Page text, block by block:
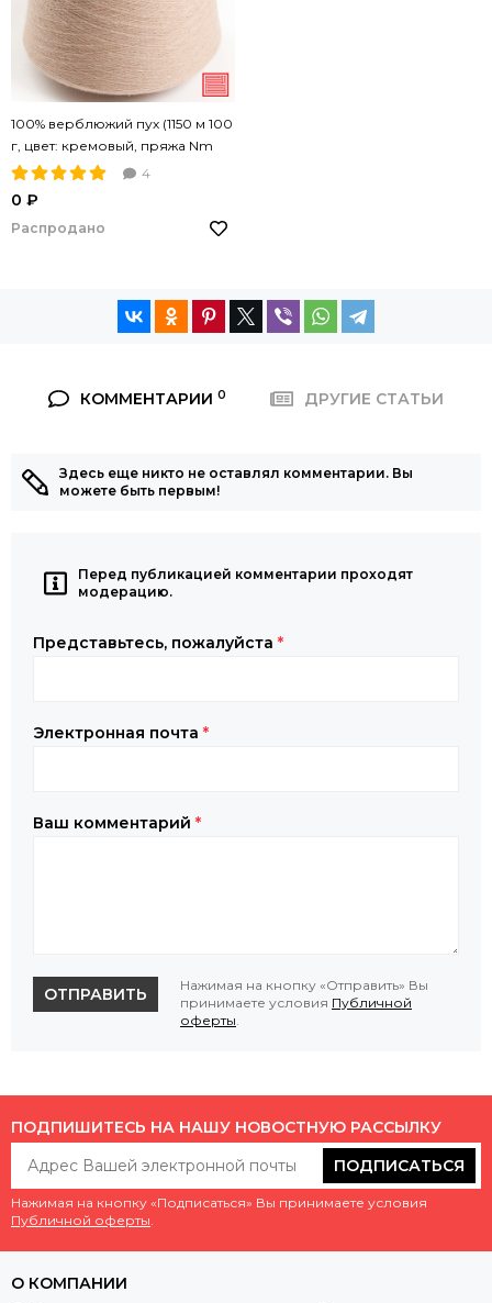
100% верблюжий пух (1150 м 100
г, цвет: кремовый, пряжа Nm
11,5/1)
4
0 ₽
Распродано
КОММЕНТАРИИ 0 ДРУГИЕ СТАТЬИ
Здесь еще никто не оставлял комментарии. Вы
можете быть первым!
Перед публикацией комментарии проходят
модерацию.
Представьтесь, пожалуйста *
Электронная почта *
Ваш комментарий *
ОТПРАВИТЬ
Нажимая на кнопку «Отправить» Вы
принимаете условия Публичной
оферты.
ПОДПИШИТЕСЬ НА НАШУ НОВОСТНУЮ РАССЫЛКУ
ПОДПИСАТЬСЯ
Нажимая на кнопку «Подписаться» Вы принимаете условия
Публичной оферты.
О КОМПАНИИ